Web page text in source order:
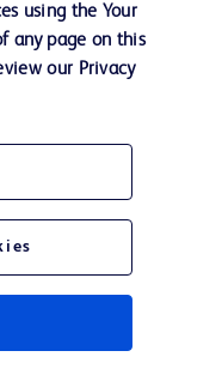
are trademarks of
are the property of
using the Your
any page on this
our Privacy